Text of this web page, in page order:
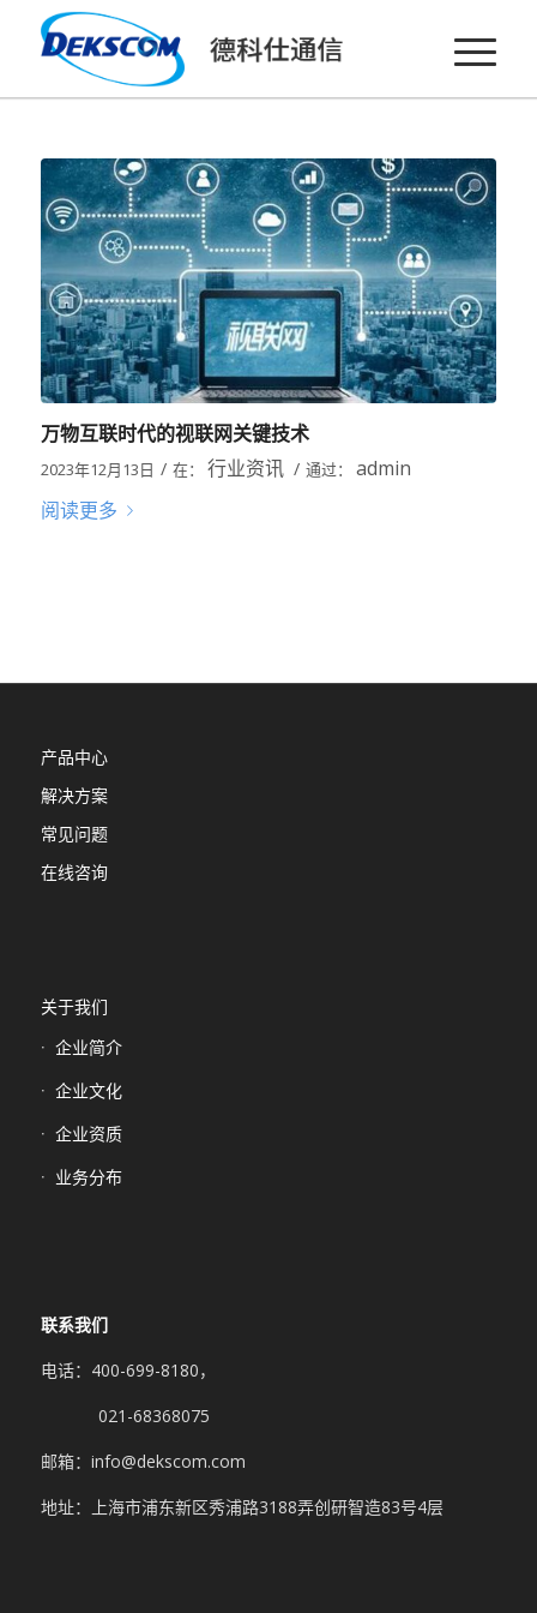
万物互联时代的视联网关键技术
2023年12月13日 / 在： 行业资讯 / 通过： admin
阅读更多
产品中心
解决方案
常见问题
在线咨询
关于我们
企业简介
企业文化
企业资质
业务分布
联系我们
电话：400-699-8180，
021-68368075
邮箱：info@dekscom.com
地址：上海市浦东新区秀浦路3188弄创研智造83号4层